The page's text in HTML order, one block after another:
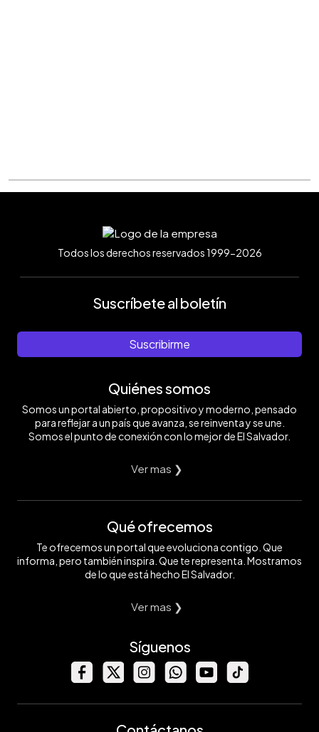
Todos los derechos reservados 1999-2026
Suscríbete al boletín
Suscribirme
Quiénes somos
Somos un portal abierto, propositivo y moderno, pensado
para reflejar a un país que avanza, se reinventa y se une.
Somos el punto de conexión con lo mejor de El Salvador.
Ver mas ❯
Qué ofrecemos
Te ofrecemos un portal que evoluciona contigo. Que
informa, pero también inspira. Que te representa. Mostramos
de lo que está hecho El Salvador.
Ver mas ❯
Síguenos